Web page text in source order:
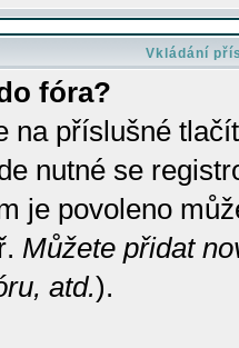
Vkládání
fóra?
na příslušné
nutné se
je povoleno
Můžete přidat
atd.).